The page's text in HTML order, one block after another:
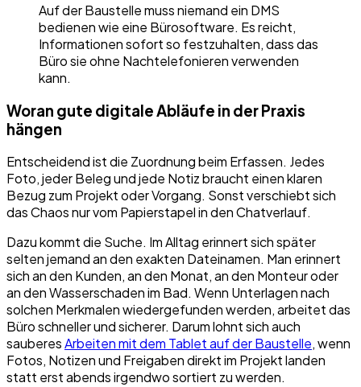
Auf der Baustelle muss niemand ein DMS
bedienen wie eine Bürosoftware. Es reicht,
Informationen sofort so festzuhalten, dass das
Büro sie ohne Nachtelefonieren verwenden
kann.
Woran gute digitale Abläufe in der Praxis
hängen
Entscheidend ist die Zuordnung beim Erfassen. Jedes
Foto, jeder Beleg und jede Notiz braucht einen klaren
Bezug zum Projekt oder Vorgang. Sonst verschiebt sich
das Chaos nur vom Papierstapel in den Chatverlauf.
Dazu kommt die Suche. Im Alltag erinnert sich später
selten jemand an den exakten Dateinamen. Man erinnert
sich an den Kunden, an den Monat, an den Monteur oder
an den Wasserschaden im Bad. Wenn Unterlagen nach
solchen Merkmalen wiedergefunden werden, arbeitet das
Büro schneller und sicherer. Darum lohnt sich auch
sauberesArbeiten mit dem Tablet auf der Baustelle, wenn
Fotos, Notizen und Freigaben direkt im Projekt landen
statt erst abends irgendwo sortiert zu werden.